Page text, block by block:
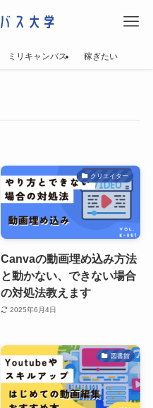
ミリキャンバス 稼ぎたい
クリエイター
Canvaの動画埋め込み方法
と動かない、できない場合
の対処法教えます
2025年6月4日
図書館